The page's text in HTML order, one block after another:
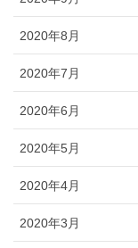
2020年8月
2020年7月
2020年6月
2020年5月
2020年4月
2020年3月